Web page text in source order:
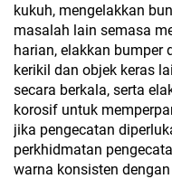
kukuh, mengelakkan
masalah lain semasa
harian, elakkan bumper
kerikil dan objek keras
secara berkala, serta
korosif untuk
jika pengecatan
perkhidmatan
warna konsisten